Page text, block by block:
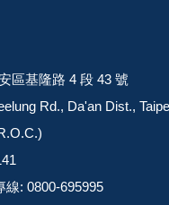
區基隆路 4 段 43 號
Rd., Da'an Dist.,
線: 0800-695995